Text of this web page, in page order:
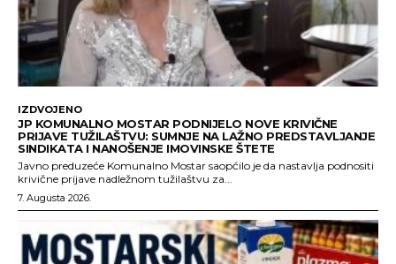
IZDVOJENO
JP KOMUNALNO MOSTAR PODNIJELO NOVE KRIVIČNE
PRIJAVE TUŽILAŠTVU: SUMNJE NA LAŽNO PREDSTAVLJANJE
SINDIKATA I NANOŠENJE IMOVINSKE ŠTETE
Javno preduzeće Komunalno Mostar saopćilo je da nastavlja podnositi
krivične prijave nadležnom tužilaštvu za...
7. Augusta 2026.